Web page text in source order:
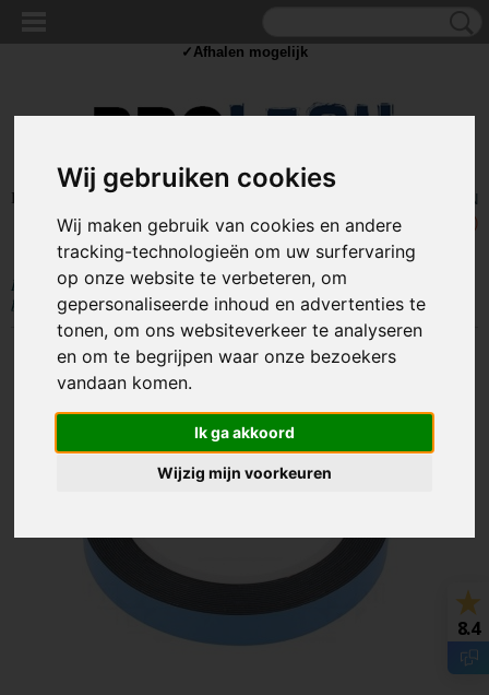
Wij gebruiken cookies
Wij maken gebruik van cookies en andere
tracking-technologieën om uw surfervaring
op onze website te verbeteren, om
gepersonaliseerde inhoud en advertenties te
tonen, om ons websiteverkeer te analyseren
en om te begrijpen waar onze bezoekers
vandaan komen.
Ik ga akkoord
Wijzig mijn voorkeuren
Inloggen Registreren
UW WINKELWAGEN
Geen producten
(0)
Home >GEREEDSCHAP>Isolatietape>Dubbelzijdig tape - 15mm
breed - 10 meter - PE-schuim
✓Afhalen mogelijk
8.4